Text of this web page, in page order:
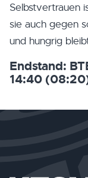
Selbstvertrauen
sie auch gegen
und hungrig
Endstand:
14:40